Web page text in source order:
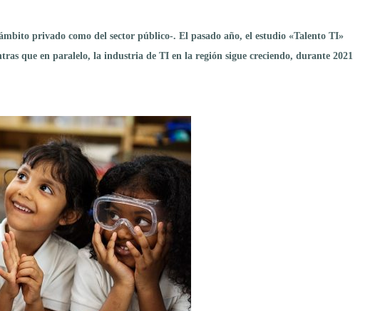
privado como del sector público-. El pasado año, el estudio «Talento TI»
que en paralelo, la industria de TI en la región sigue creciendo, durante 2021